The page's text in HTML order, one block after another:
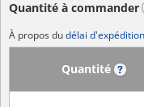
Quantité à commander
À propos dudélai
Quantité